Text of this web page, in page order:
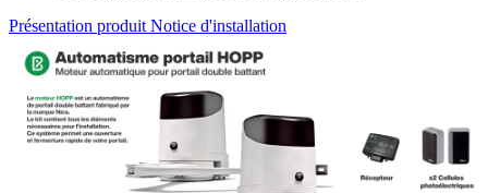
Présentation produit Notice d'installation